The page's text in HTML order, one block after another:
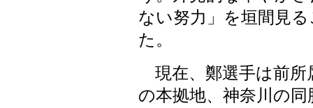
ない努力」を垣間見
た。
現在、鄭選手は前所
の本拠地、神奈川の